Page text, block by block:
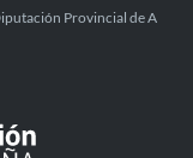
Provincial de A